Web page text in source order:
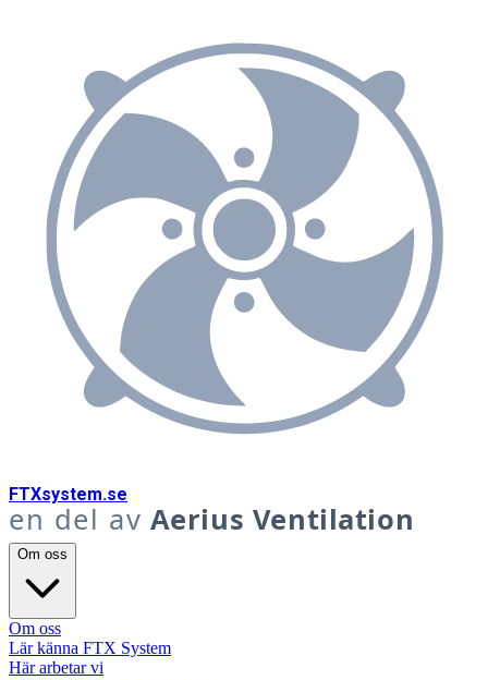
FTXsystem.se
en del av Aerius Ventilation
Om oss
Om oss
Lär känna FTX System
Här arbetar vi